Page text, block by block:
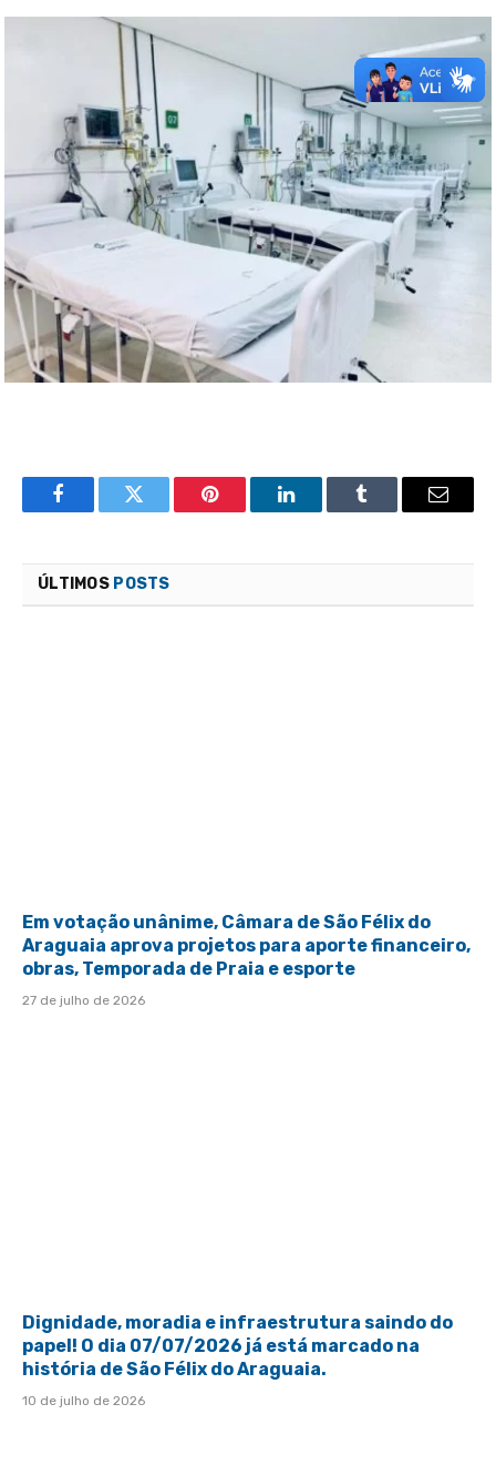
FacebookTwitter Pinterest LinkedInTumblr Email
ÚLTIMOS POSTS
Em votação unânime, Câmara de São Félix do
Araguaia aprova projetos para aporte financeiro,
obras, Temporada de Praia e esporte
27 de julho de 2026
Dignidade, moradia e infraestrutura saindo do
papel! O dia 07/07/2026 já está marcado na
história de São Félix do Araguaia.
10 de julho de 2026